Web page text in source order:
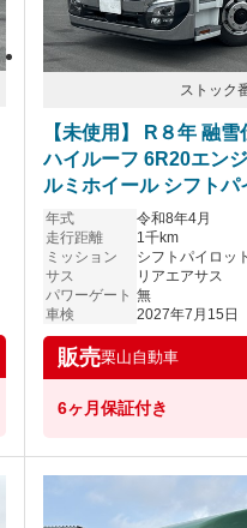
ストック
【未使用】 R８年 融
ハイルーフ 6R20エン
ルミホイール シフト
グレート 車検付き
年式
令和8年4月
走行距離
1千km
ミッション
シフトパイロット
サス
リアエアサス
パワーゲート 無
車検
2027年7月15日
販売栗山自動車
6ヶ月保証付き